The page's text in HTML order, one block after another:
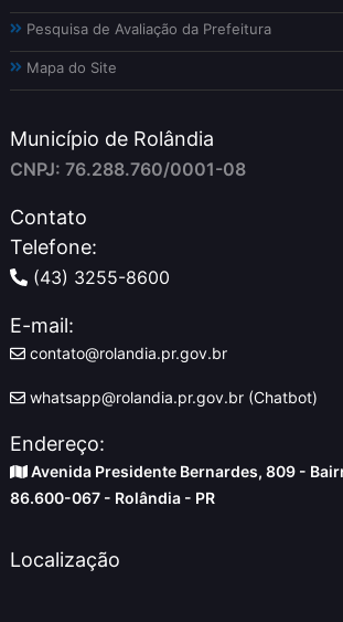
Pesquisa de Avaliação da Prefeitura
Mapa do Site
Município de Rolândia
CNPJ: 76.288.760/0001-08
Contato
Telefone:
(43) 3255-8600
E-mail:
contato@rolandia.pr.gov.br
whatsapp@rolandia.pr.gov.br (Chatbot)
Endereço:
Avenida Presidente Bernardes, 809 -
86.600-067 - Rolândia - PR
Localização